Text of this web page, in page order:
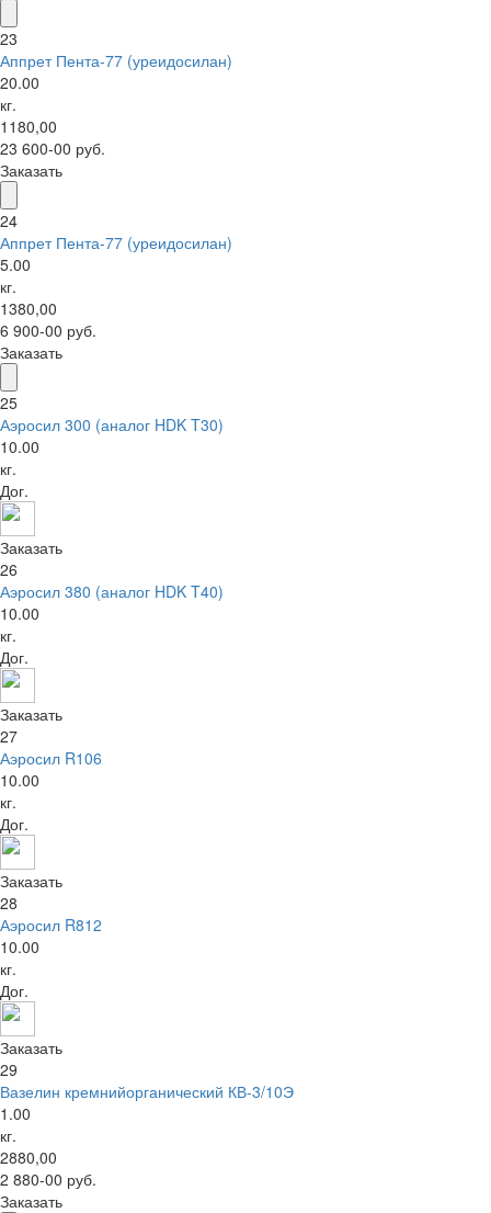
23
Аппрет Пента-77 (уреидосилан)
20.00
кг.
1180,00
23 600-00 руб.
Заказать
24
Аппрет Пента-77 (уреидосилан)
5.00
кг.
1380,00
6 900-00 руб.
Заказать
25
Аэросил 300 (аналог HDK T30)
10.00
кг.
Дог.
Заказать
26
Аэросил 380 (аналог HDK T40)
10.00
кг.
Дог.
Заказать
27
Аэросил R106
10.00
кг.
Дог.
Заказать
28
Аэросил R812
10.00
кг.
Дог.
Заказать
29
Вазелин кремнийорганический КВ-3/10Э
1.00
кг.
2880,00
2 880-00 руб.
Заказать